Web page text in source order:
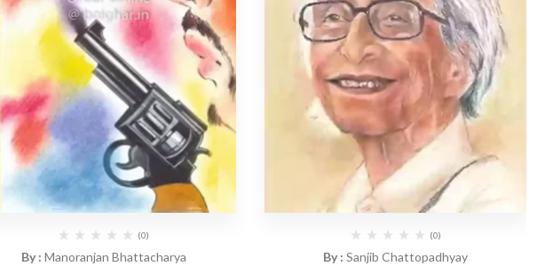
(0)
By : Manoranjan Bhattacharya
(0)
By : Sanjib Chattopadhyay